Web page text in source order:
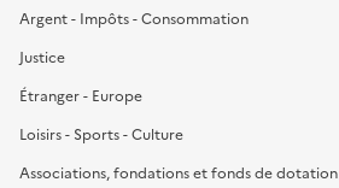
Argent - Impôts - Consommation
Justice
Étranger - Europe
Loisirs - Sports - Culture
Associations, fondations et fonds de dotation